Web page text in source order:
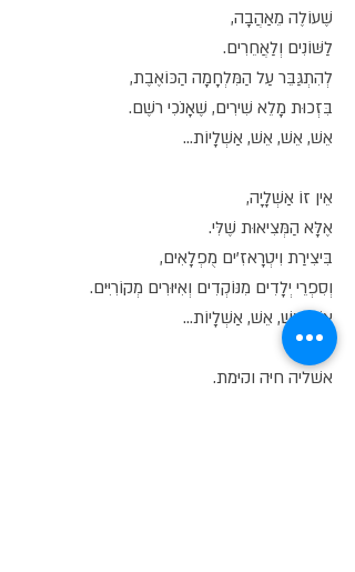
שֶׁעוֹלֶה מֵאַהֲבָה,
לַשּׁוֹנִים וְלַאֲחֵרִים.
לְהִתְגַּבֵּר עַל הַמִּלְחָמָה הַכּוֹאֶבֶת,
בִּזְכוּת מָלֵא שִׁירִים, שֶׁאָנֹכִי רֹשֶׁם.
אֵשׁ, אֵשׁ, אֵשׁ, אַשְׁלָיוֹת...
אֵין זוֹ אַשְׁלָיָה,
אֶלָּא הַמְּצִיאוּת שֶׁלִּי.
בִּיצִירַת וִיטְרָאזִ'ים מֻפְלָאִים,
וְסִפְרֵי יְלָדִים מִנּוֹקְדִים וְאִיּוּרִים מְקוֹרִיִּים.
אֵשׁ, אֵשׁ, אֵשׁ, אַשְׁלָיוֹת...
אַשְׁלָיָה חַיָּה וְקַיֶּמֶת,